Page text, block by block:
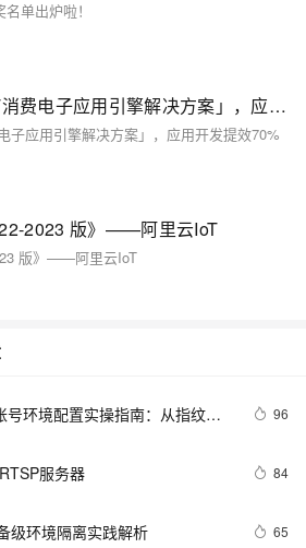
单出炉啦！
阿里云正式发布「IoT消费电子应用引擎解决方案」，应用开发提效70%
子应用引擎解决方案」，应用开发提效70%
2023 版》——阿里云IoT
版》——阿里云IoT
环境配置实操指南：从指纹参
96
服务器 84
级环境隔离实践解析 65